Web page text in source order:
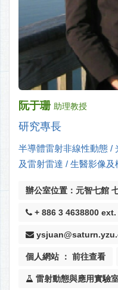
阮于珊 助理教授
研究專長
半導體雷射非線性動態 /
及雷射雷達 / 生醫影像及
辦公室位置：元智七館
+ 886 3 4638800 ext.
個人網站 ： 前往查看
雷射動態與應用實驗